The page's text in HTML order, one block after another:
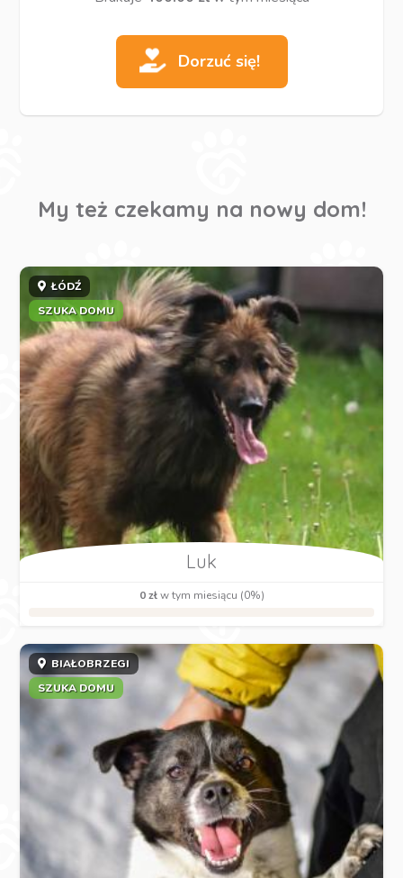
Dorzuć się!
My też czekamy na nowy dom!
ŁÓDŹ
SZUKA DOMU
Luk
0 złw tym miesiącu (0%)
BIAŁOBRZEGI
SZUKA DOMU